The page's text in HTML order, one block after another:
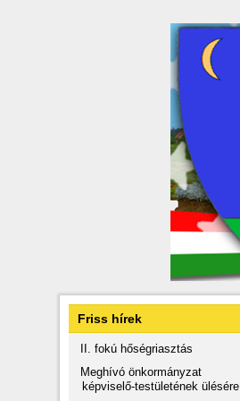
Friss hírek
II. fokú hőségriasztás
Meghívó önkormányzat
képviselő-testületének ülésére